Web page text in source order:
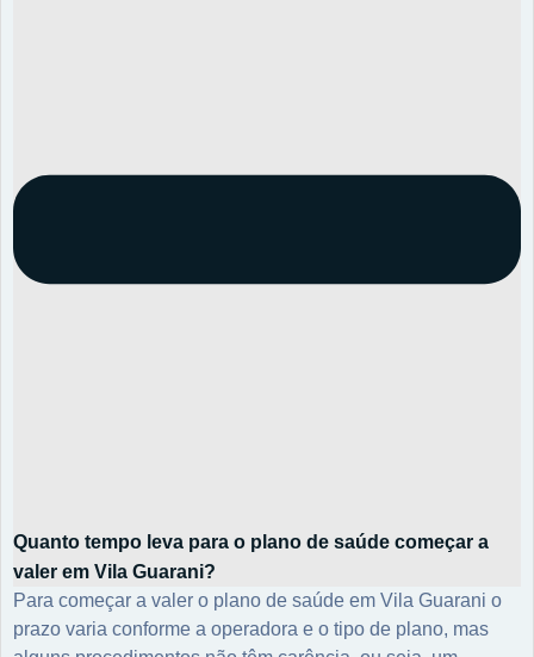
Quanto tempo leva para o plano de saúde começar a
valer em Vila Guarani?
Para começar a valer o plano de saúde em Vila Guarani o
prazo varia conforme a operadora e o tipo de plano, mas